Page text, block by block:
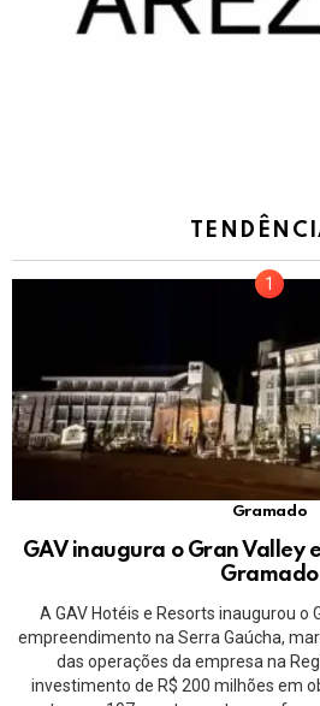
Gramado
GAV inaugura o Gran Valley
Gramado
A GAV Hotéis e Resorts inaugurou o
empreendimento na Serra Gaúcha,
das operações da empresa na
investimento de R$ 200 milhões em